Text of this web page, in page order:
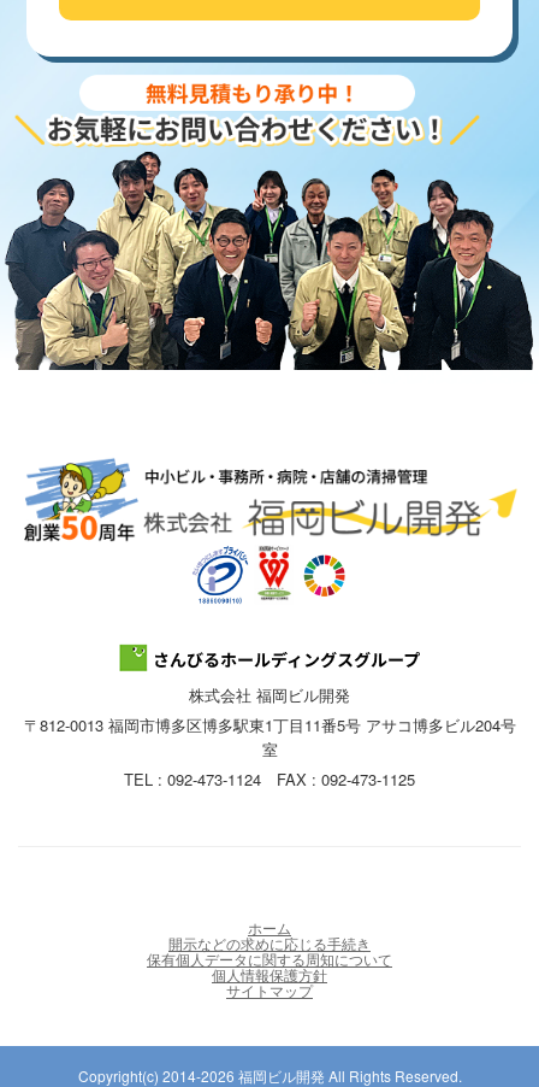
株式会社 福岡ビル開発
〒812-0013 福岡市博多区博多駅東1丁目11番5号 アサコ博多ビル204号
室
TEL : 092-473-1124 FAX : 092-473-1125
ホーム
開示などの求めに応じる手続き
保有個人データに関する周知について
個人情報保護方針
サイトマップ
Copyright(c) 2014-2026 福岡ビル開発 All Rights Reserved.